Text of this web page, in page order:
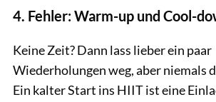
4. Fehler: Warm-up und Cool-
Keine Zeit? Dann lass lieber ein paar
Wiederholungen weg, aber niemals
Ein kalter Start ins HIIT ist eine